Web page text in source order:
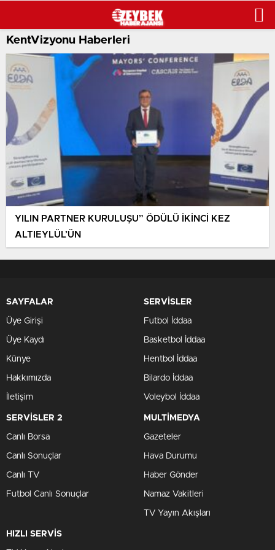
KentVizyonu Haberleri
YILIN PARTNER KURULUŞU” ÖDÜLÜ İKİNCİ KEZ
ALTIEYLÜL’ÜN
SAYFALAR
Üye Girişi
Üye Kaydı
Künye
Hakkımızda
İletişim
SERVİSLER
Futbol İddaa
Basketbol İddaa
Hentbol İddaa
Bilardo İddaa
Voleybol İddaa
SERVİSLER 2
Canlı Borsa
Canlı Sonuçlar
Canlı TV
Futbol Canlı Sonuçlar
MULTİMEDYA
Gazeteler
Hava Durumu
Haber Gönder
Namaz Vakitleri
TV Yayın Akışları
HIZLI SERVİS